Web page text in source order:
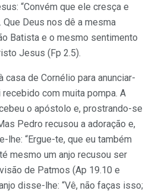
“Convém que ele cresça e
Que Deus nos dê a mesma
Batista e o mesmo sentimento
Jesus (Fp 2.5).
casa de Cornélio para anunciar-
com muita pompa. A
o apóstolo e, prostrando-se
Pedro recusou a adoração e,
lhe: “Ergue-te, que eu também
mesmo um anjo recusou ser
de Patmos (Ap 19.10 e
disse-lhe: “Vê, não faças isso;